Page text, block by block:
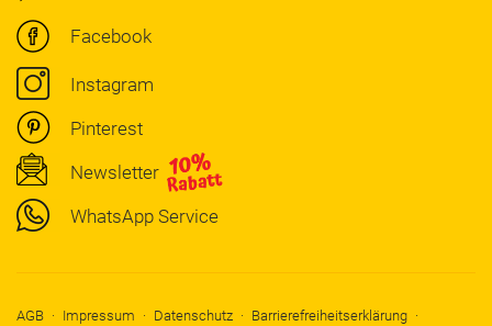
Facebook
Instagram
Pinterest
Newsletter
WhatsApp Service
AGB Impressum Datenschutz Barrierefreiheitserklärung